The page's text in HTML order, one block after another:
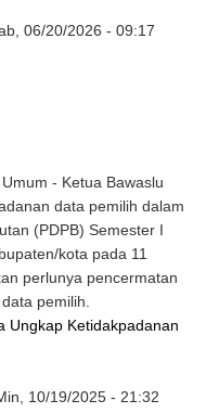
06/20/2026 - 09:17
- Ketua Bawaslu
data pemilih dalam
(PDPB) Semester I
kota pada 11
perlunya pencermatan
pemilih.
Ungkap Ketidakpadanan
10/19/2025 - 21:32